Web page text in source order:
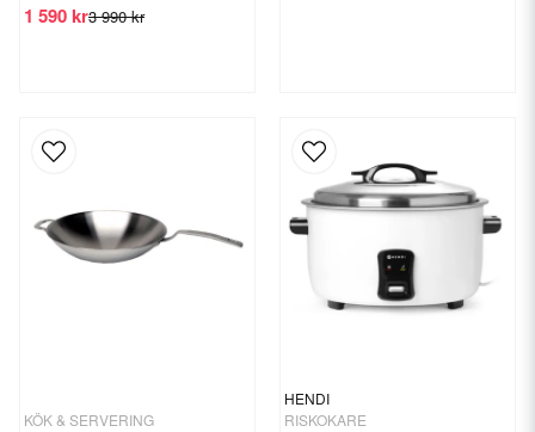
3 990 kr
1 590 kr
KÖK & SERVERING
HENDI
RISKOKARE